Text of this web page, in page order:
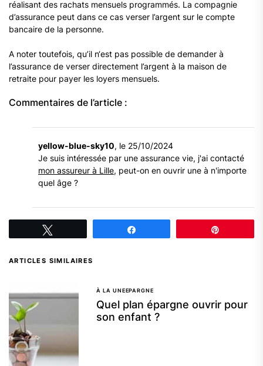
réalisant des rachats mensuels programmés. La compagnie
d’assurance peut dans ce cas verser l’argent sur le compte
bancaire de la personne.
A noter toutefois, qu’il n‘est pas possible de demander à
l’assurance de verser directement l’argent à la maison de
retraite pour payer les loyers mensuels.
Commentaires de l’article :
yellow-blue-sky10, le 25/10/2024
Je suis intéressée par une assurance vie, j'ai contacté
mon assureur à Lille, peut-on en ouvrir une à n'importe
quel âge ?
ARTICLES SIMILAIRES
À LA UNEEPARGNE
Quel plan épargne ouvrir pour
son enfant ?